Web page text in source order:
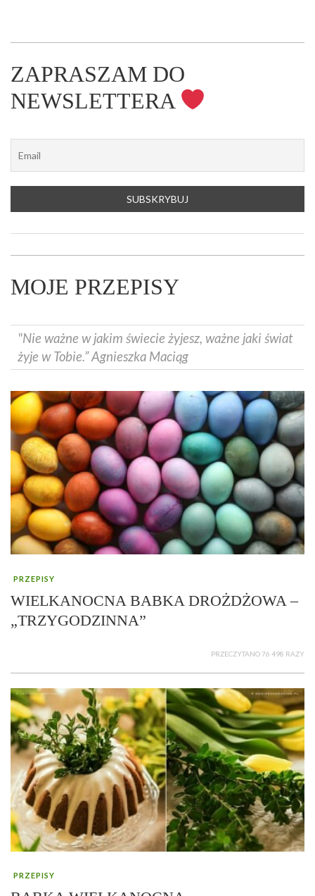
ZAPRASZAM DO
NEWSLETTERA
MOJE PRZEPISY
"Nie ważne w jakim świecie żyjesz, ważne jaki świat
żyje w Tobie.” Agnieszka Maciąg
PRZEPISY
WIELKANOCNA BABKA DROŻDŻOWA –
„TRZYGODZINNA”
PRZECZYTANO 76 498 RAZY
PRZEPISY